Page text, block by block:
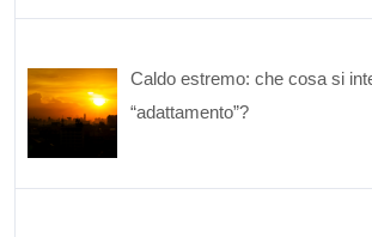
Caldo estremo: che cosa si
“adattamento”?